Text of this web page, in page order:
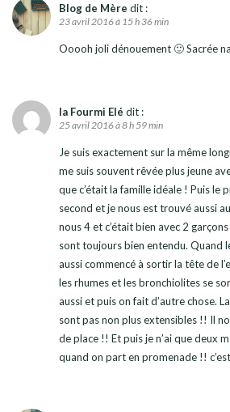
Blog de Mère dit :
23 avril 2016 à 15 h 36 min
Ooooh joli dénouement 🙂 Sacrée
la Fourmi Elé dit :
25 avril 2016 à 8 h 59 min
Je suis exactement sur la même
me suis souvent rêvée plus jeune
que c’était la famille idéale ! Puis le
second et je nous est trouvé aussi
nous 4 et c’était bien avec 2
sont toujours bien entendu. Quand
aussi commencé à sortir la tête de
les rhumes et les bronchiolites se
aussi et puis on fait d’autre chose.
sont pas non plus extensibles !! Il
de place !! Et puis je n’ai que deux
quand on part en promenade !!